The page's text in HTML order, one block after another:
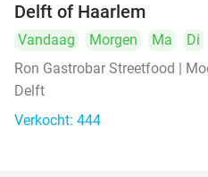
Delft of Haarlem
Vandaag Morgen Ma Di
Ron Gastrobar Streetfood |
Delft
Verkocht: 444